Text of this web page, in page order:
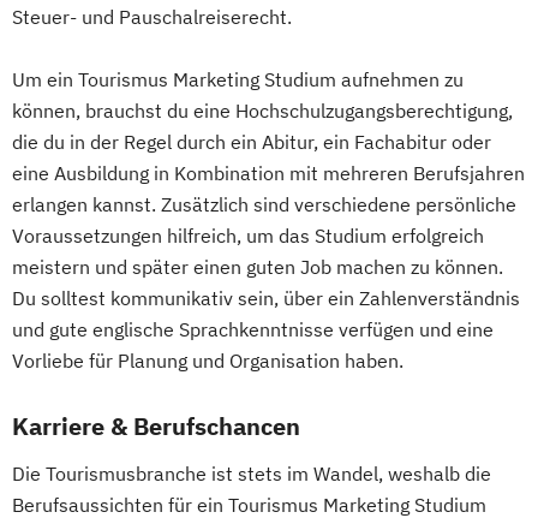
Steuer- und Pauschalreiserecht.
Um ein Tourismus Marketing Studium aufnehmen zu
können, brauchst du eine Hochschulzugangsberechtigung,
die du in der Regel durch ein Abitur, ein Fachabitur oder
eine Ausbildung in Kombination mit mehreren Berufsjahren
erlangen kannst. Zusätzlich sind verschiedene persönliche
Voraussetzungen hilfreich, um das Studium erfolgreich
meistern und später einen guten Job machen zu können.
Du solltest kommunikativ sein, über ein Zahlenverständnis
und gute englische Sprachkenntnisse verfügen und eine
Vorliebe für Planung und Organisation haben.
Karriere & Berufschancen
Die Tourismusbranche ist stets im Wandel, weshalb die
Berufsaussichten für ein Tourismus Marketing Studium